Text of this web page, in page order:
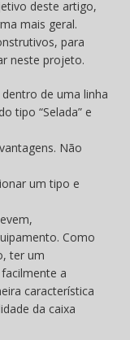
deste artigo,
mais geral.
para
neste projeto.
de uma linha
tipo “Selada” e
Não
um tipo e
Como
ter um
a
característica
da caixa